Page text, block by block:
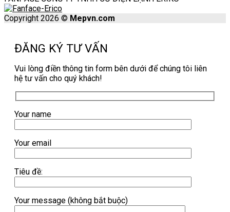
Copyright 2026 © Mepvn.com
ĐĂNG KÝ TƯ VẤN
Vui lòng điền thông tin form bên dưới để chúng tôi liên
hệ tư vấn cho quý khách!
Your name
Your email
Tiêu đề:
Your message (không bắt buộc)